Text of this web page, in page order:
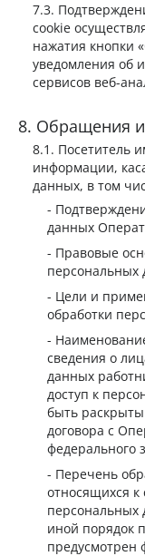
cookie
нажатия кнопки
уведомления об
сервисов веб-
Обращения и
Посетитель
информации,
данных, в том
данных
Правовые
персональных
Цели и
обработки
сведения о
данных
доступ к
быть
договора с
федерального
Перечень
относящихся к
персональных
иной порядок
предусмотрен